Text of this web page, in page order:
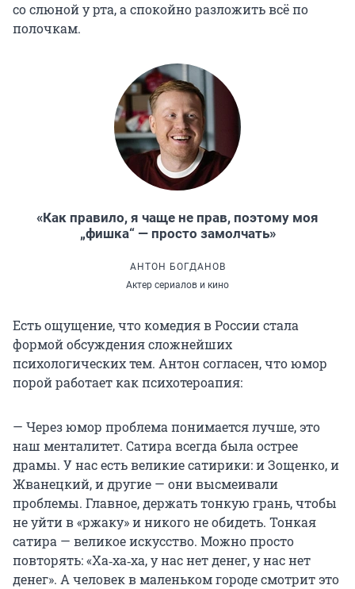
со слюной у рта, а спокойно разложить всё по
полочкам.
«Как правило, я чаще не прав, поэтому моя
„фишка“ — просто замолчать»
АНТОН БОГДАНОВ
Актер сериалов и кино
Есть ощущение, что комедия в России стала
формой обсуждения сложнейших
психологических тем. Антон согласен, что юмор
порой работает как психотероапия:
— Через юмор проблема понимается лучше, это
наш менталитет. Сатира всегда была острее
драмы. У нас есть великие сатирики: и Зощенко, и
Жванецкий, и другие — они высмеивали
проблемы. Главное, держать тонкую грань, чтобы
не уйти в «ржаку» и никого не обидеть. Тонкая
сатира — великое искусство. Можно просто
повторять: «Ха‑ха‑ха, у нас нет денег, у нас нет
денег». А человек в маленьком городе смотрит это